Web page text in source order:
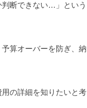
判断できない…」という
算オーバーを防ぎ、納
の詳細を知りたいと考